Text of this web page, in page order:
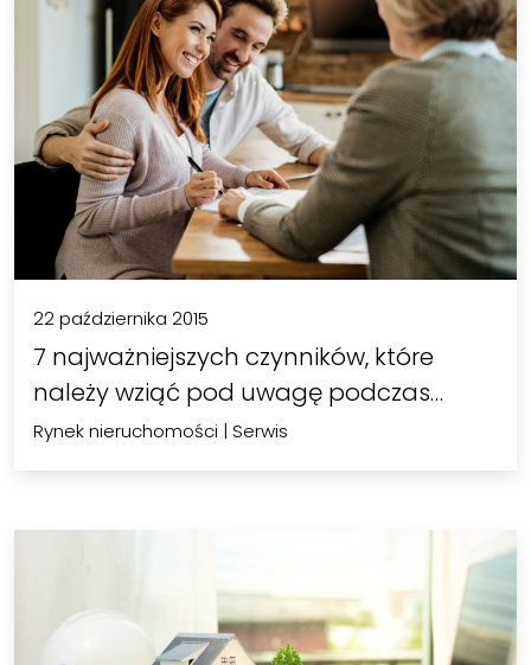
22 października 2015
7 najważniejszych czynników, które
należy wziąć pod uwagę podczas…
Rynek nieruchomości | Serwis